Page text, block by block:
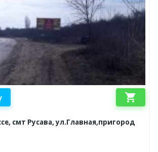
shopping_cart
смт Русава, ул.Главная,пригород